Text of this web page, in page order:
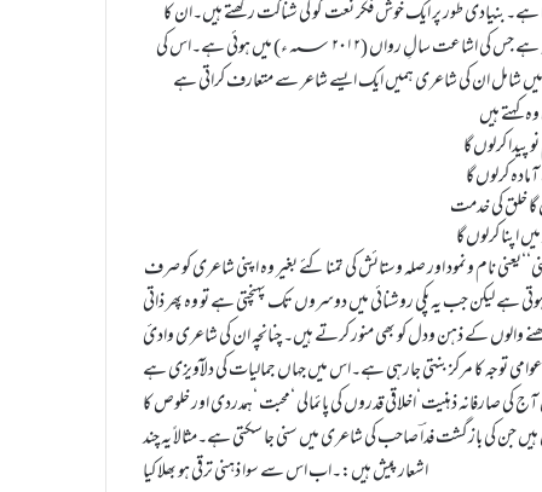
طور پر ایک خوش فکر نعت گو کی شناکت رکھتے ہیں۔ان کا
نعتیہ مجموعہ’’گلزارِ نعت‘‘اہلِ ادب سے خراج حاصل کرچکا ہے۔’’شہرِ آرزو‘‘غزلیہ مجموعہ ہے جس کی اشاعت سالِ رواں (۲۰۱۲ ؁ء) میں ہوئی ہے۔اس کی
شامل ان کی شاعری ہمیں ایک ایسے شاعر سے متعارف کراتی ہے
کرلوں گا
کرلوں گا
خلق کی خدمت
اپنا کرلوں گا
نام ونمود اور صلہ وستائش کی تمنا کئے بغیر وہ اپنی شاعری کو صرف
ہے لیکن جب یہ پکی روشنائی میں دوسروں تک پہنچتی ہے تو وہ پھر ذاتی
والوں کے ذہن ودل کو بھی منور کرتے ہیں۔ چنانچہ ان کی شاعری وادیٔ
توجہ کا مرکز بنتی جارہی ہے۔اس میں جہاں جمالیات کی دلآویزی ہے
ذہنیت‘اخلاقی قدروں کی پائمالی ‘محبت ‘ہمدردی اور خلوص کا
جن کی بازگشت فداؔ صاحب کی شاعری میں سنی جا سکتی ہے۔مثالاً یہ چند
اشعار پیش ہیں:۔اب اس سے سوا ذہنی ترقی ہو بھلا کیا